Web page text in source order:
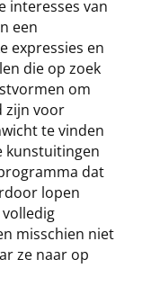
interesses van
een
expressies en
die op zoek
om
zijn voor
te vinden
kunstuitingen
dat
lopen
misschien niet
ze naar op